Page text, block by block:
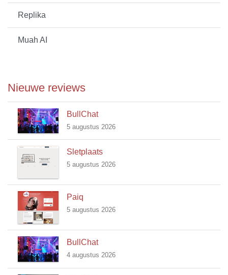
Replika
Muah AI
Nieuwe reviews
BullChat
5 augustus 2026
Sletplaats
5 augustus 2026
Paiq
5 augustus 2026
BullChat
4 augustus 2026